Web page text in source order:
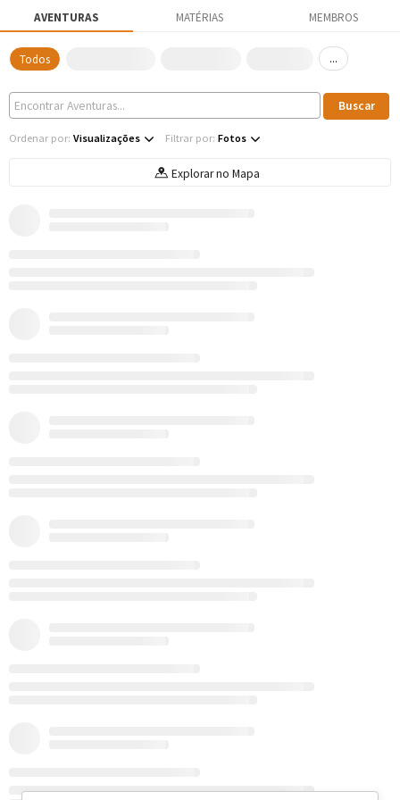
AVENTURAS MATÉRIAS MEMBROS
Todos ...
Ordenar por: Visualizações Filtrar por: Fotos
Explorar no Mapa